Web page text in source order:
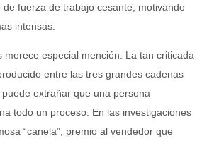
fuerza de trabajo cesante, motivando
intensas.
merece especial mención. La tan criticada
entre las tres grandes cadenas
extrañar que una persona
todo un proceso. En las investigaciones
“canela”, premio al vendedor que